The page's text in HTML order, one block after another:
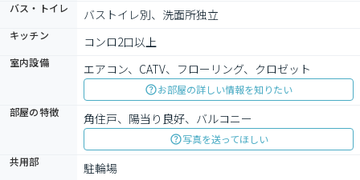
バス・トイレ
バストイレ別、洗面所独立
キッチン コンロ2口以上
室内設備 エアコン、CATV、フローリング、クロゼット
お部屋の詳しい情報を知りたい
部屋の特徴
角住戸、陽当り良好、バルコニー
写真を送ってほしい
共用部
駐輪場